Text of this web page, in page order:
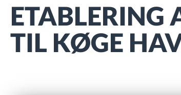
ETABLERING
TIL KØGE